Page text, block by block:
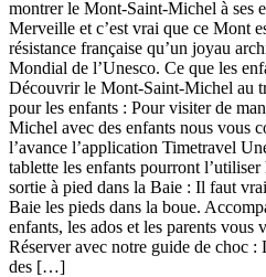
montrer le Mont-Saint-Michel à ses
Merveille et c’est vrai que ce Mont
résistance française qu’un joyau
Mondial de l’Unesco. Ce que les
Découvrir le Mont-Saint-Michel au
pour les enfants : Pour visiter de
Michel avec des enfants nous vous
l’avance l’application Timetravel
tablette les enfants pourront
sortie à pied dans la Baie : Il faut
Baie les pieds dans la boue.
enfants, les ados et les parents vous
Réserver avec notre guide de choc :
des […]